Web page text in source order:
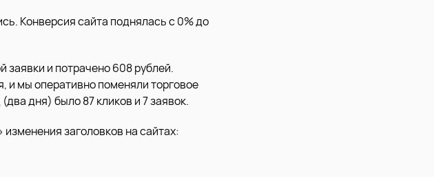
Конверсия сайта поднялась с 0% до
заявки и потрачено 608 рублей.
и мы оперативно поменяли торговое
дня) было 87 кликов и 7 заявок.
заголовков на сайтах: